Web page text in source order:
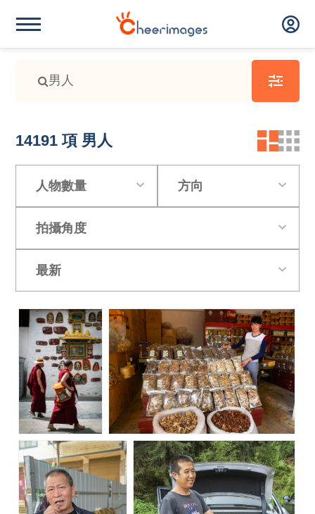
14191 項 男人
人物數量 方向
拍攝角度
最新